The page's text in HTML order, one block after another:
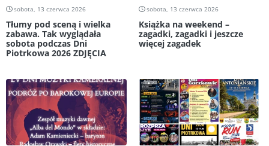
sobota, 13 czerwca 2026
Tłumy pod sceną i wielka
zabawa. Tak wyglądała
sobota podczas Dni
Piotrkowa 2026 ZDJĘCIA
sobota, 13 czerwca 2026
Książka na weekend –
zagadki, zagadki i jeszcze
więcej zagadek